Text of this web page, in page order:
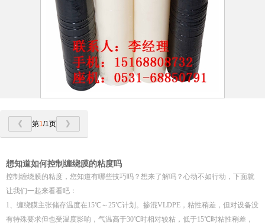
第1/1页
想知道如何控制缠绕膜的粘度吗
控制缠绕膜的粘度，您知道有哪些技巧吗？想来了解吗？心动不如行动，下面就
让我们一起来看看吧：
1、缠绕膜主张储存温度在15℃～25℃计划。掺混VLDPE，粘性稍差，但对设备没
有特殊要求但也受温度影响，气温高于30℃时相对较粘，低于15℃时粘性稍差，